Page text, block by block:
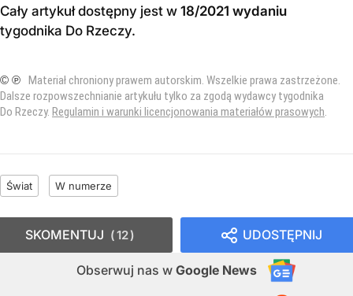
Cały artykuł dostępny jest w 18/2021 wydaniu
tygodnika Do Rzeczy.
© ℗ Materiał chroniony prawem autorskim. Wszelkie prawa zastrzeżone.
Dalsze rozpowszechnianie artykułu tylko za zgodą wydawcy tygodnika
Do Rzeczy. Regulamin i warunki licencjonowania materiałów prasowych
Świat W numerze
UDOSTĘPNIJ
Obserwuj nas w Google News
SKOMENTUJ 12